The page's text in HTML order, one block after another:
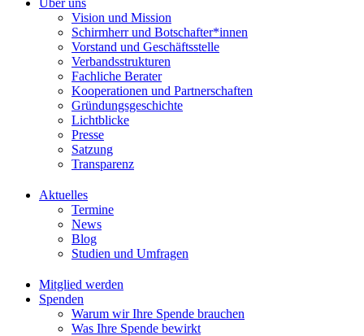
Über uns
Vision und Mission
Schirmherr und Botschafter*innen
Vorstand und Geschäftsstelle
Verbandsstrukturen
Fachliche Berater
Kooperationen und Partnerschaften
Gründungsgeschichte
Lichtblicke
Presse
Satzung
Transparenz
Aktuelles
Termine
News
Blog
Studien und Umfragen
Mitglied werden
Spenden
Warum wir Ihre Spende brauchen
Was Ihre Spende bewirkt